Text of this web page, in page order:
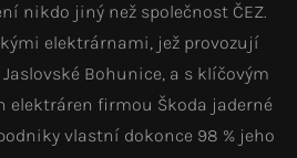
nikdo jiný než společnost ČEZ.
elektrárnami, jež provozují
Bohunice, a s klíčovým
elektráren firmou Škoda jaderné
vlastní dokonce 98 % jeho